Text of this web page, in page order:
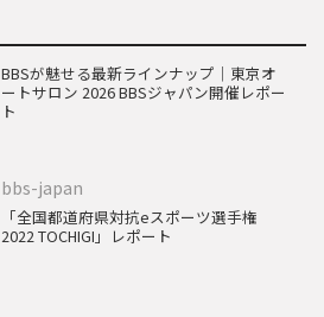
BBSが魅せる最新ラインナップ｜東京オ
ートサロン 2026 BBSジャパン開催レポー
ト
bbs-japan
「全国都道府県対抗eスポーツ選手権
2022 TOCHIGI」レポート